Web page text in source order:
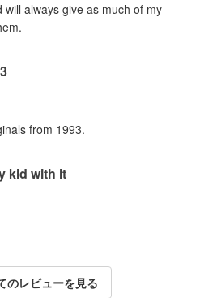
always give as much of my
from 1993.
kid with it
のレビューを見る